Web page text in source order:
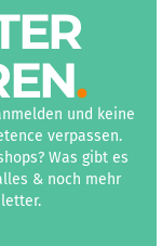
.
und keine
verpassen.
Was gibt es
& noch mehr